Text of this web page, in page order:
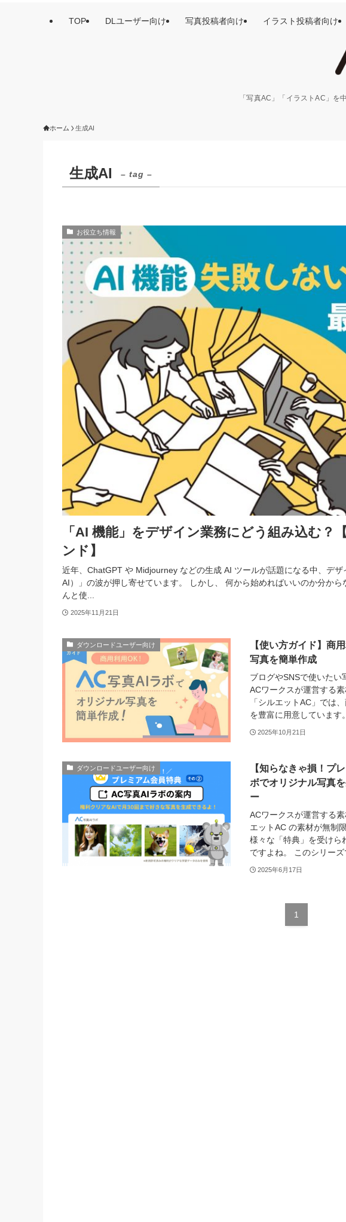
「写真AC」「イラストAC」を
TOP DLユーザー向け 写真投稿者向け イラスト投稿者向け
ホーム 生成AI
生成AI – tag –
お役立ち情報
「AI 機能」をデザイン業務にどう組み込む？
ンド】
近年、ChatGPT や Midjourney などの生成 AI ツールが話題になる中、デ
AI）」の波が押し寄せています。 しかし、 何から始めればいいのか分か
んと使...
2025年11月21日
ダウンロードユーザー向け
【使い方ガイド】商
写真を簡単作成
ブログやSNSで使いたい
ACワークスが運営する
「シルエットAC」では
を豊富に用意しています
2025年10月21日
ダウンロードユーザー向け
【知らなきゃ損！プ
ボでオリジナル写真
ー
ACワークスが運営する
エットAC の素材が無制
様々な「特典」を受けら
ですよね。 このシリー
2025年6月17日
1